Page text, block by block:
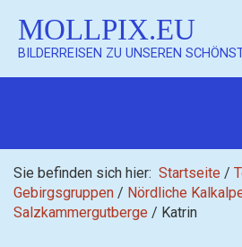
MOLLPIX.EU
BILDERREISEN ZU UNSEREN
Sie befinden sich hier: Startseite /
Gebirgsgruppen / Nördliche
Salzkammergutberge / Katrin